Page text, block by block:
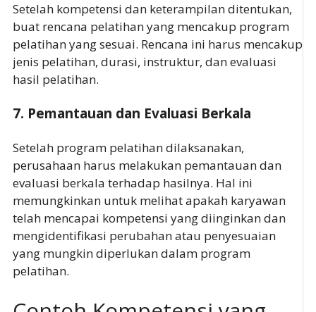
Setelah kompetensi dan keterampilan ditentukan,
buat rencana pelatihan yang mencakup program
pelatihan yang sesuai. Rencana ini harus mencakup
jenis pelatihan, durasi, instruktur, dan evaluasi
hasil pelatihan.
7. Pemantauan dan Evaluasi Berkala
Setelah program pelatihan dilaksanakan,
perusahaan harus melakukan pemantauan dan
evaluasi berkala terhadap hasilnya. Hal ini
memungkinkan untuk melihat apakah karyawan
telah mencapai kompetensi yang diinginkan dan
mengidentifikasi perubahan atau penyesuaian
yang mungkin diperlukan dalam program
pelatihan.